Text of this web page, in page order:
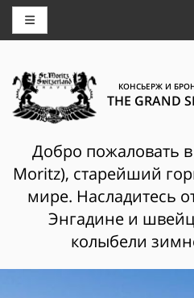
КОНСЬЕРЖ И
THE GRAND
Добро пожаловать
Moritz), старейший
мире. Насладитесь
Энгадине и
колыбели